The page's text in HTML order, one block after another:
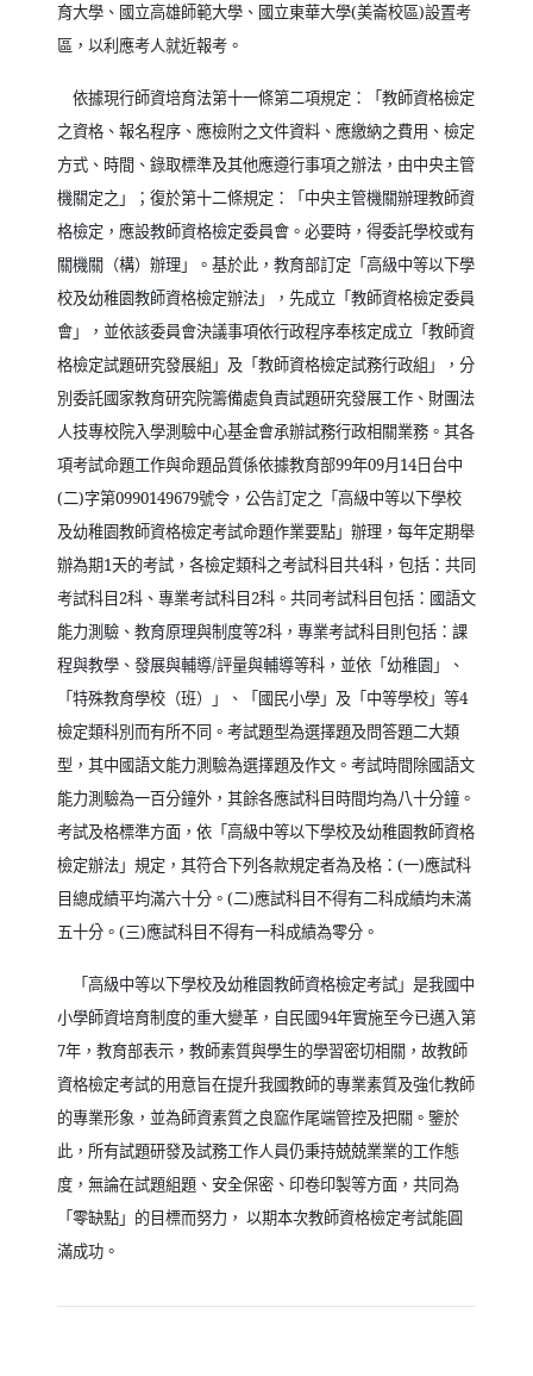
育大學、國立高雄師範大學、國立東華大學(美崙校區)設置考
區，以利應考人就近報考。
依據現行師資培育法第十一條第二項規定：「教師資格檢定
之資格、報名程序、應檢附之文件資料、應繳納之費用、檢定
方式、時間、錄取標準及其他應遵行事項之辦法，由中央主管
機關定之」；復於第十二條規定：「中央主管機關辦理教師資
格檢定，應設教師資格檢定委員會。必要時，得委託學校或有
關機關（構）辦理」。基於此，教育部訂定「高級中等以下學
校及幼稚園教師資格檢定辦法」，先成立「教師資格檢定委員
會」，並依該委員會決議事項依行政程序奉核定成立「教師資
格檢定試題研究發展組」及「教師資格檢定試務行政組」，分
別委託國家教育研究院籌備處負責試題研究發展工作、財團法
人技專校院入學測驗中心基金會承辦試務行政相關業務。其各
項考試命題工作與命題品質係依據教育部99年09月14日台中
(二)字第0990149679號令，公告訂定之「高級中等以下學校
及幼稚園教師資格檢定考試命題作業要點」辦理，每年定期舉
辦為期1天的考試，各檢定類科之考試科目共4科，包括：共同
考試科目2科、專業考試科目2科。共同考試科目包括：國語文
能力測驗、教育原理與制度等2科，專業考試科目則包括：課
程與教學、發展與輔導/評量與輔導等科，並依「幼稚園」、
「特殊教育學校（班）」、「國民小學」及「中等學校」等4
檢定類科別而有所不同。考試題型為選擇題及問答題二大類
型，其中國語文能力測驗為選擇題及作文。考試時間除國語文
能力測驗為一百分鐘外，其餘各應試科目時間均為八十分鐘。
考試及格標準方面，依「高級中等以下學校及幼稚園教師資格
檢定辦法」規定，其符合下列各款規定者為及格： (一)應試科
目總成績平均滿六十分。 (二)應試科目不得有二科成績均未滿
五十分。 (三)應試科目不得有一科成績為零分。
「高級中等以下學校及幼稚園教師資格檢定考試」是我國中
小學師資培育制度的重大變革，自民國94年實施至今已邁入第
7年，教育部表示，教師素質與學生的學習密切相關，故教師
資格檢定考試的用意旨在提升我國教師的專業素質及強化教師
的專業形象，並為師資素質之良窳作尾端管控及把關。鑒於
此，所有試題研發及試務工作人員仍秉持兢兢業業的工作態
度，無論在試題組題、安全保密、印卷印製等方面，共同為
「零缺點」的目標而努力， 以期本次教師資格檢定考試能圓
滿成功。